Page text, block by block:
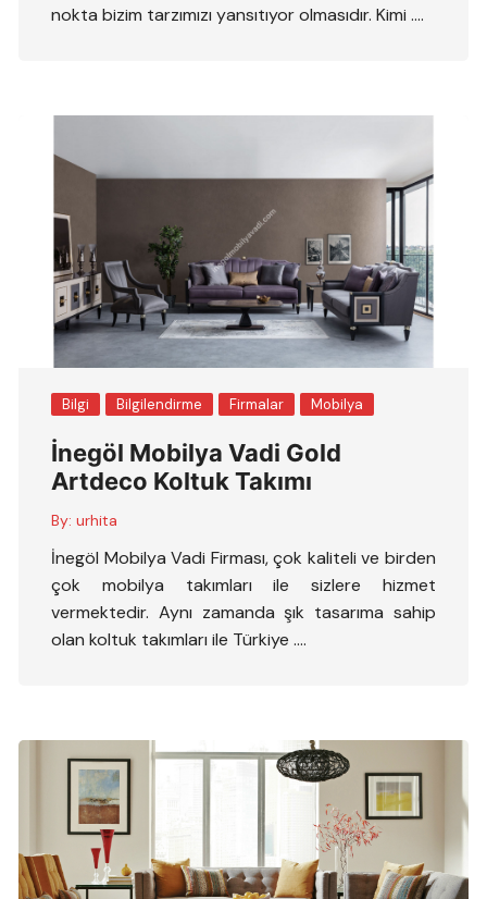
nokta bizim tarzımızı yansıtıyor olmasıdır. Kimi ….
Bilgi Bilgilendirme Firmalar Mobilya
İnegöl Mobilya Vadi Gold
Artdeco Koltuk Takımı
By: urhita
İnegöl Mobilya Vadi Firması, çok kaliteli ve birden
çok mobilya takımları ile sizlere hizmet
vermektedir. Aynı zamanda şık tasarıma sahip
olan koltuk takımları ile Türkiye ….